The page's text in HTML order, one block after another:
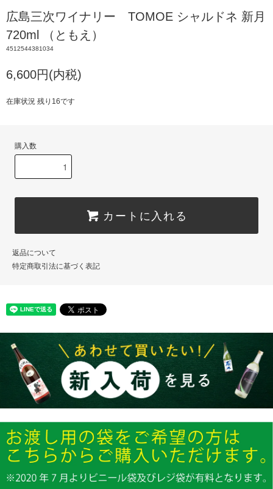
広島三次ワイナリー TOMOE シャルドネ 新月
720ml （ともえ）
4512544381034
6,600円(内税)
在庫状況 残り16です
購入数
カートに入れる
返品について
特定商取引法に基づく表記